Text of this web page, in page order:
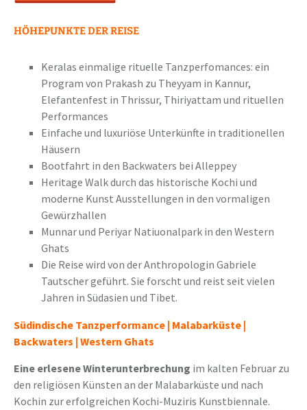
HÖHEPUNKTE DER REISE
Keralas einmalige rituelle Tanzperfomances: ein
Program von Prakash zu Theyyam in Kannur,
Elefantenfest in Thrissur, Thiriyattam und rituellen
Performances
Einfache und luxuriöse Unterkünfte in traditionellen
Häusern
Bootfahrt in den Backwaters bei Alleppey
Heritage Walk durch das historische Kochi und
moderne Kunst Ausstellungen in den vormaligen
Gewürzhallen
Munnar und Periyar Natiuonalpark in den Western
Ghats
Die Reise wird von der Anthropologin Gabriele
Tautscher geführt. Sie forscht und reist seit vielen
Jahren in Südasien und Tibet.
Südindische Tanzperformance | Malabarküste |
Backwaters | Western Ghats
Eine erlesene Winterunterbrechung im kalten Februar zu
den religiösen Künsten an der Malabarküste und nach
Kochin zur erfolgreichen Kochi-Muziris Kunstbiennale.